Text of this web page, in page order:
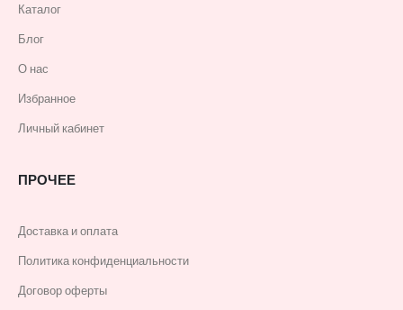
Каталог
Блог
О нас
Избранное
Личный кабинет
ПРОЧЕЕ
Доставка и оплата
Политика конфиденциальности
Договор оферты